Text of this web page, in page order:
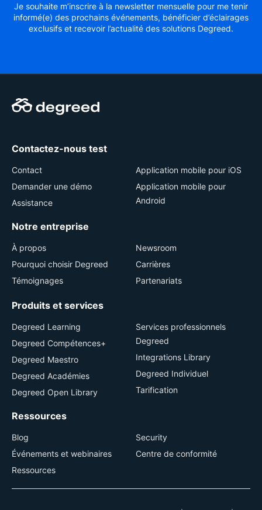
Je souhaite m’inscrire à la newsletter mensuelle pour me tenir
informé(e) des prochains événements, bénéficier d’éclairages
exclusifs et recevoir l’actualité des solutions Degreed.
Contactez-nous test
Contact
Demander une démo
Assistance
Application mobile pour iOS
Application mobile pour
Android
Notre entreprise
À propos
Pourquoi choisir Degreed
Témoignages
Newsroom
Carrières
Partenariats
Produits et services
Degreed Learning
Degreed Compétences+
Degreed Maestro
Degreed Académies
Degreed Open Library
Services professionnels
Degreed
Integrations Library
Degreed Individuel
Tarification
Ressources
Blog
Événements et webinaires
Ressources
Security
Centre de conformité